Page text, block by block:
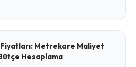
Fiyatları: Metrekare Maliyet
Hesaplama